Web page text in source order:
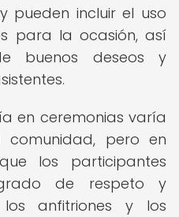
pueden incluir el uso
para la ocasión, así
buenos deseos y
en ceremonias varía
pero en
los participantes
de respeto y
los anfitriones y los